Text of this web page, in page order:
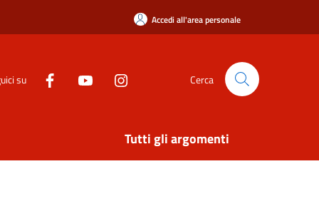
Accedi all'area personale
su Cerca
Tutti gli argomenti